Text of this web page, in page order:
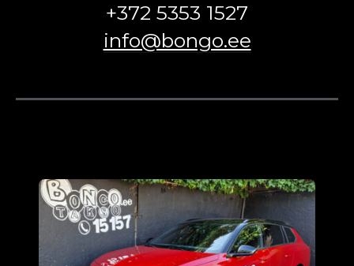
+372 5353 1527
info@bongo.ee